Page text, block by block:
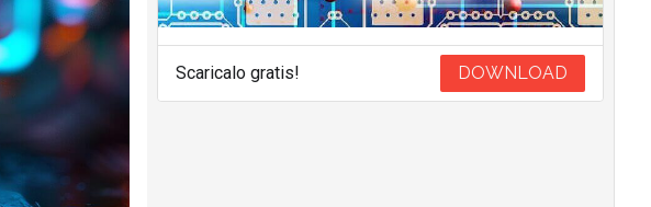
Scaricalo gratis! DOWNLOAD